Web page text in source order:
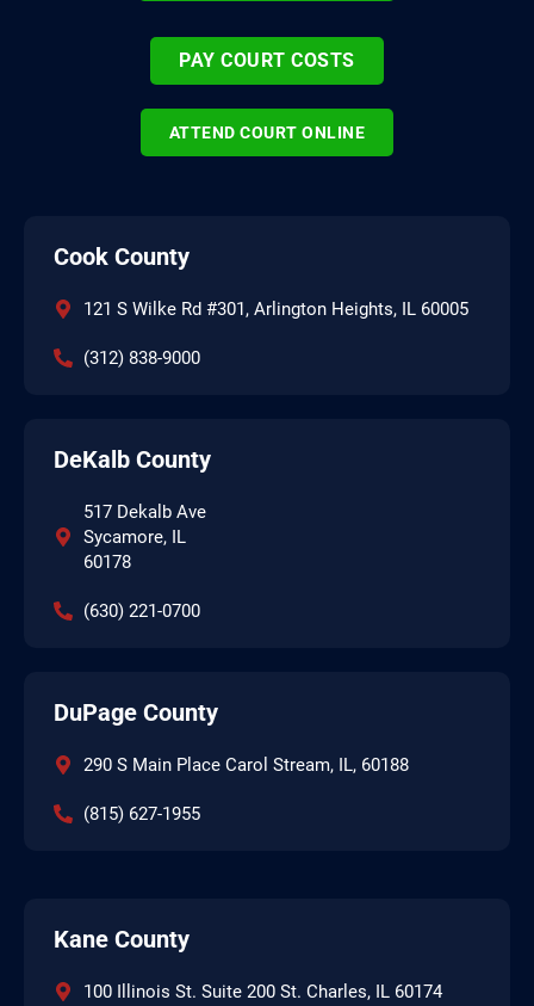
PAY COURT COSTS
ATTEND COURT ONLINE
Cook County
121 S Wilke Rd #301, Arlington Heights, IL 60005
(312) 838-9000
DeKalb County
517 Dekalb Ave
Sycamore, IL
60178
(630) 221-0700
DuPage County
290 S Main Place Carol Stream, IL, 60188
(815) 627-1955
Kane County
100 Illinois St. Suite 200 St. Charles, IL 60174